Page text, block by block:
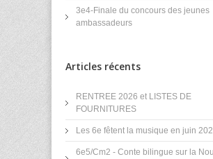
3e4-Finale du concours des jeunes
ambassadeurs
Articles récents
RENTREE 2026 et LISTES DE
FOURNITURES
Les 6e fêtent la musique en juin
6e5/Cm2 - Conte bilingue sur la